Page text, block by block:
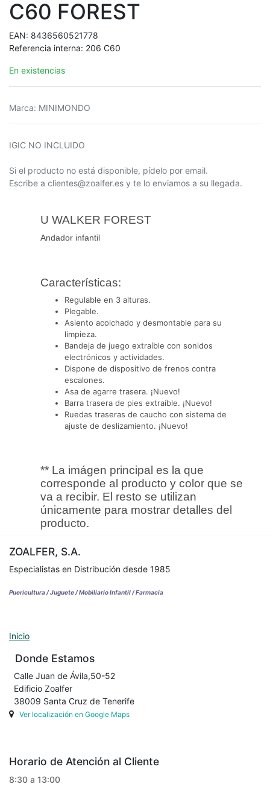
C60 FOREST
EAN: 8436560521778
Referencia interna: 206 C60
En existencias
Marca: MINIMONDO
IGIC NO INCLUIDO
Si el producto no está disponible, pídelo por email.
Escribe a clientes@zoalfer.es y te lo enviamos a su llegada.
U WALKER FOREST
Andador infantil
Características:
Regulable en 3 alturas.
Plegable.
Asiento acolchado y desmontable para su
limpieza.
Bandeja de juego extraíble con sonidos
electrónicos y actividades.
Dispone de dispositivo de frenos contra
escalones.
Asa de agarre trasera. ¡Nuevo!
Barra trasera de pies extraíble. ¡Nuevo!
Ruedas traseras de caucho con sistema de
ajuste de deslizamiento. ¡Nuevo!
** La imágen principal es la que
corresponde al producto y color que se
va a recibir. El resto se utilizan
únicamente para mostrar detalles del
producto.
ZOALFER, S.A.
Especialistas en Distribución desde 1985
Puericultura / Juguete / Mobiliario Infantil / Farmacia
Inicio
Donde Estamos
Calle Juan de Ávila,50-52
Edificio Zoalfer
38009 Santa Cruz de Tenerife
Ver localización en Google Maps
Horario de Atención al Cliente
8:30 a 13:00